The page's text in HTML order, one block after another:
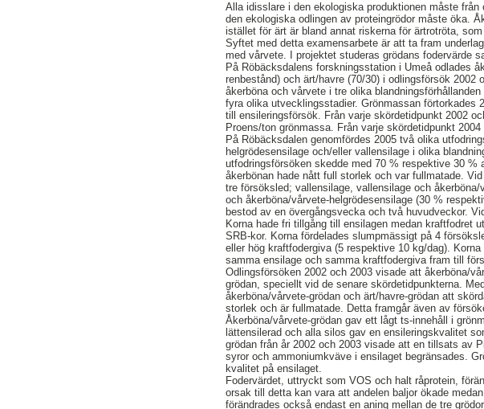
Alla idisslare i den ekologiska produktionen måste
den ekologiska odlingen av proteingrödor måste öka.
istället för ärt är bland annat riskerna för ärtrotröta,
Syftet med detta examensarbete är att ta fram
med vårvete. I projektet studeras grödans fodervärde
På Röbäcksdalens forskningsstation i Umeå odlades
renbestånd) och ärt/havre (70/30) i odlingsförsök
åkerböna och vårvete i tre olika
fyra olika utvecklingsstadier. Grönmassan förtorkades
till ensileringsförsök. Från varje skördetidpunkt 2002
Proens/ton grönmassa. Från varje skördetidpunkt
På Röbäcksdalen genomfördes 2005 två olika
helgrödesensilage och/eller vallensilage i olika
utfodringsförsöken skedde med 70 % respektive 30 %
åkerbönan hade nått full storlek och var fullmatade.
tre försöksled; vallensilage, vallensilage och
och åkerböna/vårvete-helgrödesensilage (30 %
bestod av en övergångsvecka och två huvudveckor.
Korna hade fri tillgång till ensilagen medan kraftfodret
SRB-kor. Korna fördelades slumpmässigt på 4
eller hög kraftfodergiva (5 respektive 10 kg/dag).
samma ensilage och samma kraftfodergiva fram till
Odlingsförsöken 2002 och 2003 visade att åkerböna/
grödan, speciellt vid de senare skördetidpunkterna.
åkerböna/vårvete-grödan och ärt/havre-grödan att
storlek och är fullmatade. Detta framgår även av
Åkerböna/vårvete-grödan gav ett lågt ts-innehåll i
lättensilerad och alla silos gav en ensileringskvalitet
grödan från år 2002 och 2003 visade att en tillsats av
syror och ammoniumkväve i ensilaget begränsades.
kvalitet på ensilaget.
Fodervärdet, uttryckt som VOS och halt råprotein,
orsak till detta kan vara att andelen baljor ökade
förändrades också endast en aning mellan de tre